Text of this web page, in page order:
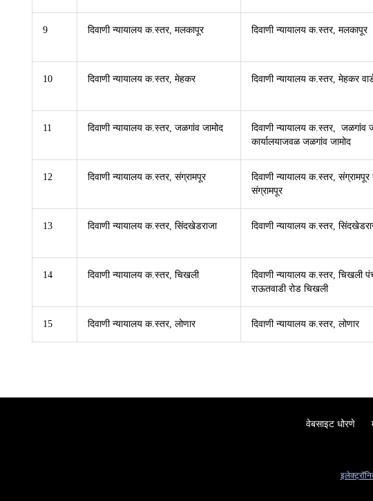
9 दिवाणी न्यायालय क.स्तर, मलकापूर दिवाणी न्यायालय क.स्तर, मलकापूर
10 दिवाणी न्यायालय क.स्तर, मेहकर दिवाणी न्यायालय क.स्तर, मेहकर
11 दिवाणी न्यायालय क.स्तर, जळगांव जामोद
दिवाणी न्यायालय क.स्तर, जळगांव
कार्यालयाजवळ जळगांव जामोद
12 दिवाणी न्यायालय क.स्तर, संग्रामपूर
दिवाणी न्यायालय क.स्तर,
संग्रामपूर
13 दिवाणी न्यायालय क.स्तर, सिंदखेडराजा दिवाणी न्यायालय क.स्तर,
14 दिवाणी न्यायालय क.स्तर, चिखली
दिवाणी न्यायालय क.स्तर, चिखली
राऊतवाडी रोड चिखली
15 दिवाणी न्यायालय क.स्तर, लोणार दिवाणी न्यायालय क.स्तर, लोणार
वेबसाइट धोरणे